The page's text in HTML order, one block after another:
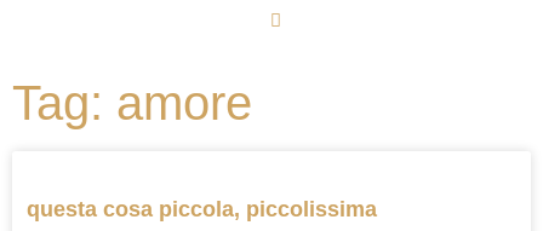
Tag: amore
questa cosa piccola, piccolissima